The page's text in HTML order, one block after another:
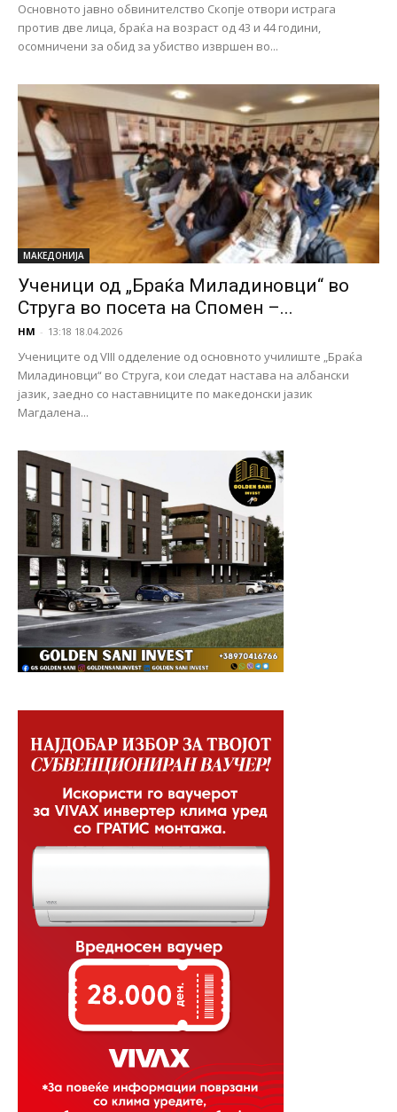
Основното јавно обвинителство Скопје отвори истрага
против две лица, браќа на возраст од 43 и 44 години,
осомничени за обид за убиство извршен во...
МАКЕДОНИЈА
Ученици од „Браќа Миладиновци“ во
Струга во посета на Спомен –...
НМ - 13:18 18.04.2026
Учениците од VIII одделение од основното училиште „Браќа
Миладиновци“ во Струга, кои следат настава на албански
јазик, заедно со наставниците по македонски јазик
Магдалена...